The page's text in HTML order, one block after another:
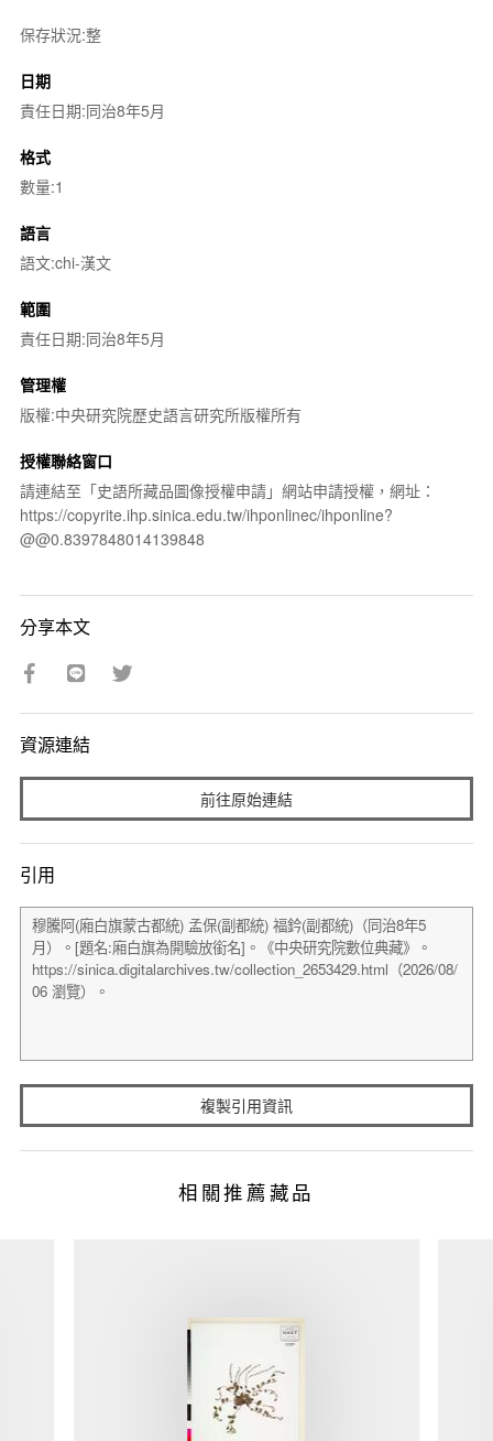
保存狀況:整
日期
責任日期:同治8年5月
格式
數量:1
語言
語文:chi-漢文
範圍
責任日期:同治8年5月
管理權
版權:中央研究院歷史語言研究所版權所有
授權聯絡窗口
請連結至「史語所藏品圖像授權申請」網站申請授權，網址：
https://copyrite.ihp.sinica.edu.tw/ihponlinec/ihponline?
@@0.8397848014139848
分享本文
資源連結
前往原始連結
引用
複製引用資訊
相關推薦藏品